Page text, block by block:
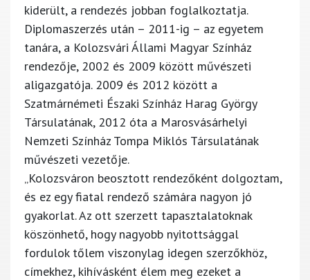
kiderült, a rendezés jobban foglalkoztatja.
Diplomaszerzés után – 2011-ig – az egyetem
tanára, a Kolozsvári Állami Magyar Színház
rendezője, 2002 és 2009 között művészeti
aligazgatója. 2009 és 2012 között a
Szatmárnémeti Északi Színház Harag György
Társulatának, 2012 óta a Marosvásárhelyi
Nemzeti Színház Tompa Miklós Társulatának
művészeti vezetője.
„Kolozsváron beosztott rendezőként dolgoztam,
és ez egy fiatal rendező számára nagyon jó
gyakorlat. Az ott szerzett tapasztalatoknak
köszönhető, hogy nagyobb nyitottsággal
fordulok tőlem viszonylag idegen szerzőkhöz,
címekhez, kihívásként élem meg ezeket a